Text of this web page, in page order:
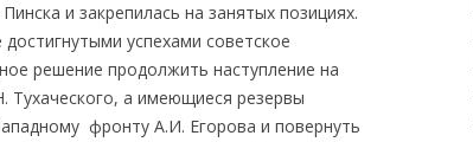
и закрепилась на занятых позициях.
успехами советское
решение продолжить наступление на
а имеющиеся резервы
фронту А.И. Егорова и повернуть